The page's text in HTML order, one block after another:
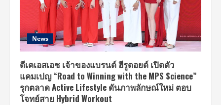
News
ดีเคเอสเอช เจ้าของแบรนด์ ฮีรูดอยด์ เปิดตัว
แคมเปญ “Road to Winning with the MPS Science”
รุกตลาด Active Lifestyle ดันภาพลักษณ์ใหม่ ตอบ
โจทย์สาย Hybrid Workout